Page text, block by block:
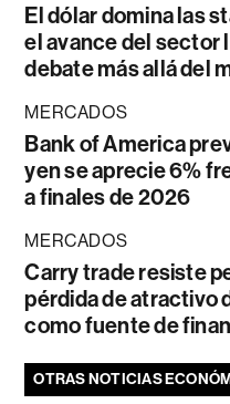
El dólar domina las
el avance del sector
debate más allá del
MERCADOS
Bank of America
yen se aprecie 6%
a finales de 2026
MERCADOS
Carry trade resiste
pérdida de atractivo
como fuente de
OTRAS NOTICIAS